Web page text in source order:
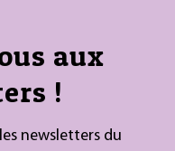
aux
!
newsletters du